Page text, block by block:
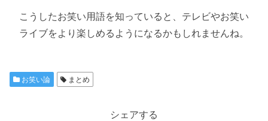
こうしたお笑い用語を知っていると、テレビやお笑い
ライブをより楽しめるようになるかもしれませんね。
お笑い論 まとめ
シェアする